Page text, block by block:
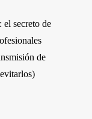
el secreto de
de